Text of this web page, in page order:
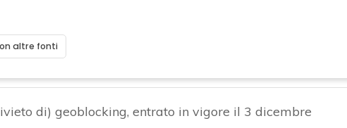
altre fonti
di) geoblocking, entrato in vigore il 3 dicembre